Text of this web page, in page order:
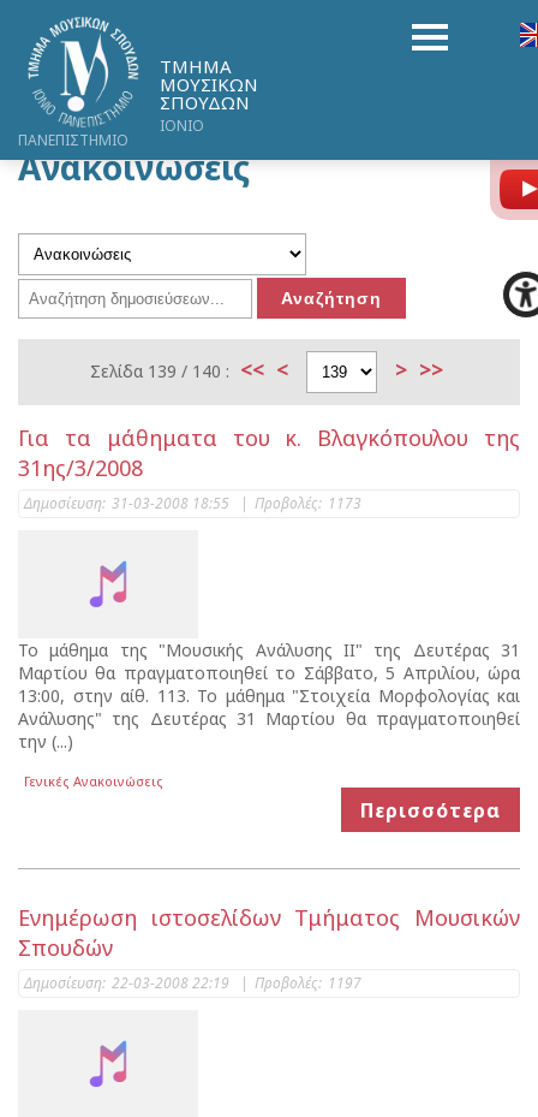
ΤΜΗΜΑ
ΜΟΥΣΙΚΩΝ
ΣΠΟΥΔΩΝ
ΙΟΝΙΟ
ΠΑΝΕΠΙΣΤΗΜΙΟ
Ανακοινώσεις
Σελίδα 139 / 140 : << < > >>
Για τα μάθηματα του κ. Βλαγκόπουλου της
31ης/3/2008
Δημοσίευση: 31-03-2008 18:55 | Προβολές: 1173
Το μάθημα της "Μουσικής Ανάλυσης ΙΙ" της Δευτέρας 31
Μαρτίου θα πραγματοποιηθεί το Σάββατο, 5 Απριλίου, ώρα
13:00, στην αίθ. 113. Το μάθημα "Στοιχεία Μορφολογίας και
Ανάλυσης" της Δευτέρας 31 Μαρτίου θα πραγματοποιηθεί
την (...)
Γενικές Ανακοινώσεις
Περισσότερα
Ενημέρωση ιστοσελίδων Τμήματος Μουσικών
Σπουδών
Δημοσίευση: 22-03-2008 22:19 | Προβολές: 1197